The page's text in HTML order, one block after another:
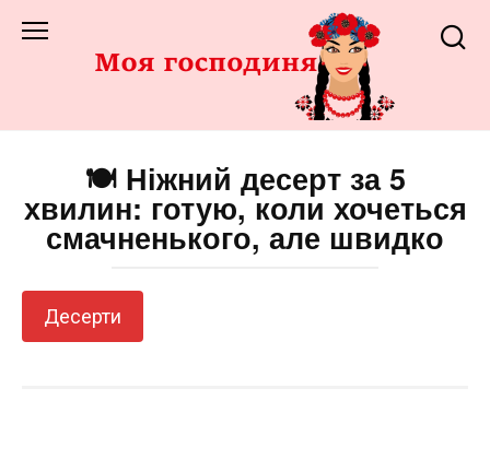
до
🍽️ Ніжний десерт за 5
хвилин: готую, коли хочеться
смачненького, але швидко
Десерти